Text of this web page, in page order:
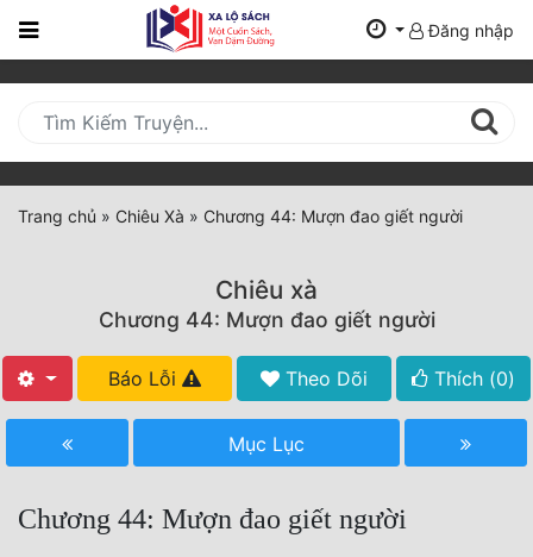
Trang
Mới
Cập
Nhật
(current)
Tất Cả
Đăng nhập
Trang chủ » Chiêu Xà » Chương 44: Mượn đao giết người
Chiêu xà
Chương 44: Mượn đao giết người
Báo Lỗi Theo Dõi Thích (0)
Mục Lục
Chương 44: Mượn đao giết người